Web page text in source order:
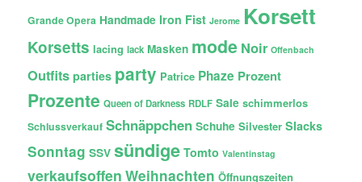
Grande Opera Handmade Iron Fist Jerome Korsett
Korsetts lacing lack Masken mode Noir Offenbach
Outfits parties party Patrice Phaze Prozent
Prozente Queen of Darkness RDLF Sale schimmerlos
Schlussverkauf Schnäppchen Schuhe Silvester Slacks
Sonntag SSV sündige Tomto Valentinstag
verkaufsoffen Weihnachten Öffnungszeiten